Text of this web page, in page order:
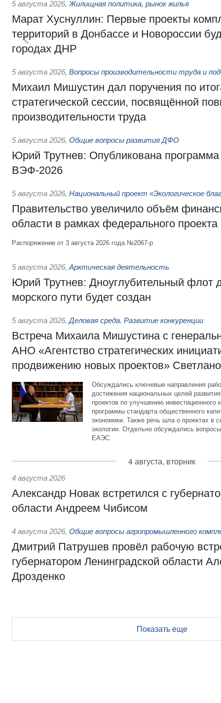
5 августа 2026, Жилищная политика, рынок жилья
Марат Хуснуллин: Первые проекты
территорий в Донбассе и Новороссии
городах ДНР
5 августа 2026, Вопросы производительности труда и
Михаил Мишустин дал поручения по
стратегической сессии, посвящённой
производительности труда
5 августа 2026, Общие вопросы развития ДФО
Юрий Трутнев: Опубликована
ВЭФ-2026
5 августа 2026, Национальный проект «Экологическое
Правительство увеличило объём
области в рамках федерального
Распоряжение от 3 августа 2026 года №2067-р
5 августа 2026, Арктическая деятельность
Юрий Трутнев: Дноуглубительный флот
морского пути будет создан
5 августа 2026, Деловая среда. Развитие конкуренции
Встреча Михаила Мишустина с
АНО «Агентство стратегических
продвижению новых проектов»
Обсуждались ключевые направления
достижения национальных целей
проектов по улучшению инвестиционного
программы стандарта общественного
экономики. Также речь шла о проектах в
экологии. Отдельно обсуждались
ЕАЭС.
4 августа, вторник
4 августа 2026
Александр Новак встретился с
области Андреем Чибисом
4 августа 2026, Общие вопросы агропромышленного
Дмитрий Патрушев провёл рабочую
губернатором Ленинградской области
Дрозденко
Показать еще